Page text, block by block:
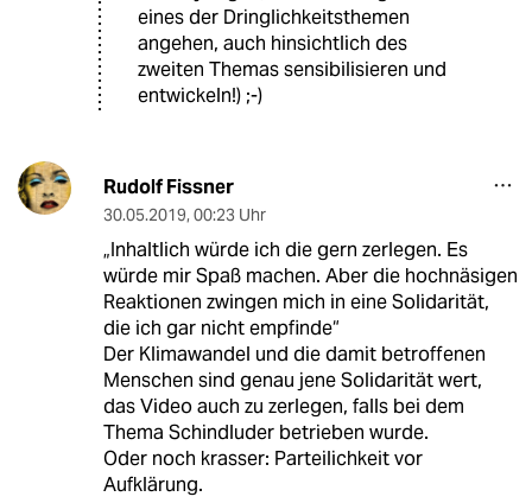
eines der Dringlichkeitsthemen
angehen, auch hinsichtlich des
zweiten Themas sensibilisieren und
entwickeln!) ;-)
Rudolf Fissner
30.05.2019, 00:23 Uhr
„Inhaltlich würde ich die gern zerlegen. Es
würde mir Spaß machen. Aber die hochnäsigen
Reaktionen zwingen mich in eine Solidarität,
die ich gar nicht empfinde“
Der Klimawandel und die damit betroffenen
Menschen sind genau jene Solidarität wert,
das Video auch zu zerlegen, falls bei dem
Thema Schindluder betrieben wurde.
Oder noch krasser: Parteilichkeit vor
Aufklärung.